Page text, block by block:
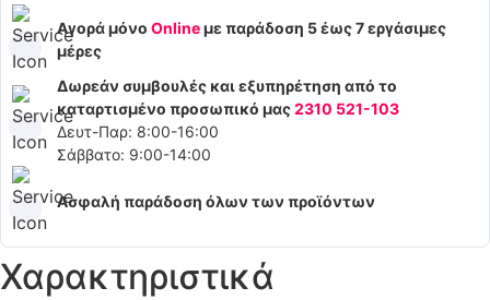
Αγορά μόνο Onlineμε παράδοση 5 έως 7 εργάσιμες
μέρες
Δωρεάν συμβουλές και εξυπηρέτηση από το
καταρτισμένο προσωπικό μας2310 521-103
Δευτ-Παρ: 8:00-16:00
Σάββατο: 9:00-14:00
Ασφαλή παράδοση όλων των προϊόντων
Χαρακτηριστικά